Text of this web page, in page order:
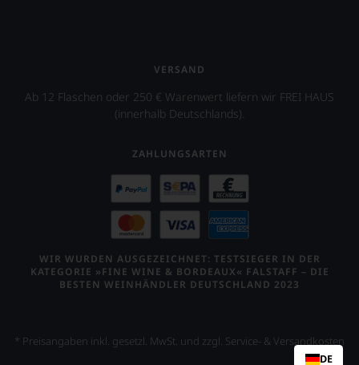
VERSAND
Ab 12 Flaschen oder 250 € Warenwert liefern wir FREI HAUS
(innerhalb Deutschlands).
ZAHLUNGSARTEN
WIR WURDEN AUSGEZEICHNET: TESTSIEGER IN DER
KATEGORIE »FINE WINE & BORDEAUX« FALSTAFF – DIE
BESTEN WEINHÄNDLER DEUTSCHLAND 2023
* Preisangaben inkl. gesetzl. MwSt. und zzgl. Service- & Versandkosten
DE